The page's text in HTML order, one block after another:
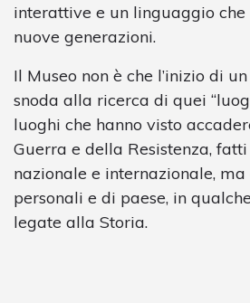
interattive e un linguaggio
nuove generazioni.
Il Museo non è che l’inizio di
snoda alla ricerca di quei
luoghi che hanno visto
Guerra e della Resistenza,
nazionale e internazionale,
personali e di paese, in
legate alla Storia.